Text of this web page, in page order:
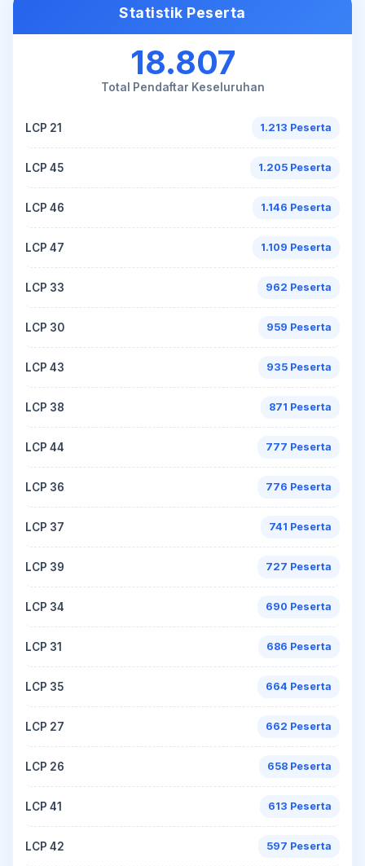
Statistik Peserta
18.807
Total Pendaftar Keseluruhan
LCP 21 1.213 Peserta
LCP 45 1.205 Peserta
LCP 46 1.146 Peserta
LCP 47 1.109 Peserta
LCP 33 962 Peserta
LCP 30 959 Peserta
LCP 43 935 Peserta
LCP 38 871 Peserta
LCP 44 777 Peserta
LCP 36 776 Peserta
LCP 37 741 Peserta
LCP 39 727 Peserta
LCP 34 690 Peserta
LCP 31 686 Peserta
LCP 35 664 Peserta
LCP 27 662 Peserta
LCP 26 658 Peserta
LCP 41 613 Peserta
LCP 42 597 Peserta